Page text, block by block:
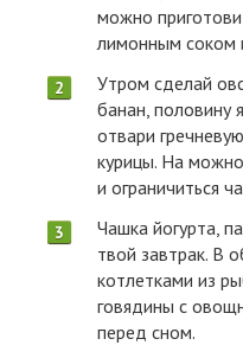
можно
лимонным соком
Утром сделай
банан, половину
отвари
курицы. На
и ограничиться
Чашка йогурта,
твой завтрак. В
котлетками из
говядины с
перед сном.